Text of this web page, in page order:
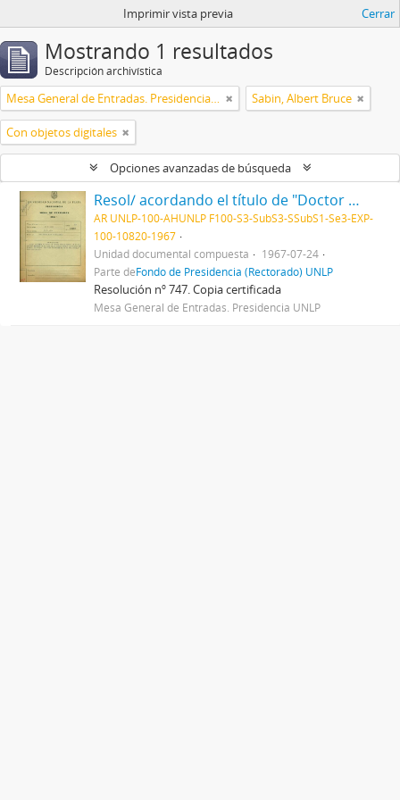
Imprimir vista previa Cerrar
Mostrando 1 resultados
Descripción archivística
Mesa General de Entradas. Presidencia UNLP Sabin, Albert Bruce
Con objetos digitales
Opciones avanzadas de búsqueda
Resol/ acordando el título de "Doctor Honoris Causa" al Dr. Albert Sabin, y disponiendo que el acto de entrega del mismo se efectúe el día 28 del actual, en esta Presidencia 1967
AR UNLP-100-AHUNLP F100-S3-SubS3-SSubS1-Se3-EXP-
100-10820-1967
Unidad documental compuesta
1967-07-24
Parte deFondo de Presidencia (Rectorado) UNLP
Resolución nº 747. Copia certificada
Mesa General de Entradas. Presidencia UNLP